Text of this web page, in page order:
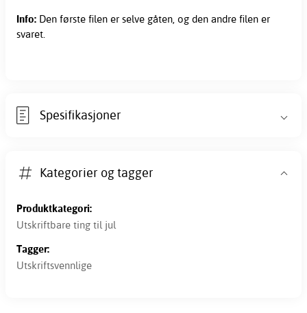
Info: Den første filen er selve gåten, og den andre filen er
svaret.
Spesifikasjoner
Kategorier og tagger
Produktkategori:
Utskriftbare ting til jul
Tagger:
Utskriftsvennlige